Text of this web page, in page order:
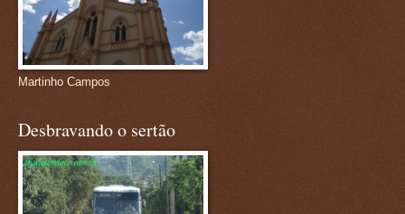
Martinho Campos
Desbravando o sertão